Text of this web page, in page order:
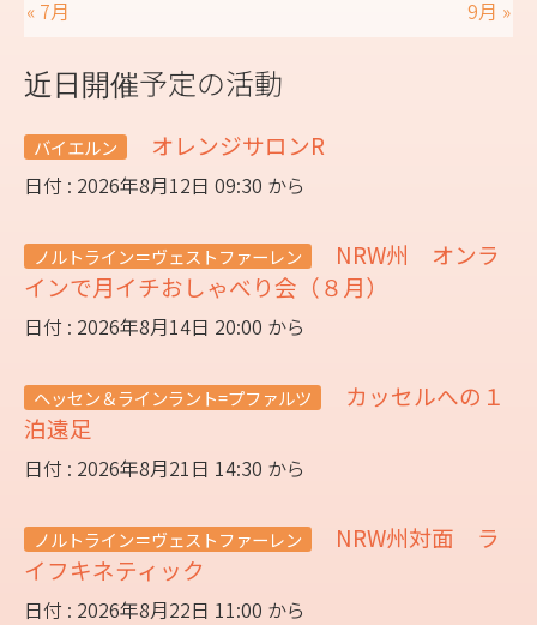
« 7月
9月 »
近日開催予定の活動
バイエルン オレンジサロンR
日付 : 2026年8月12日 09:30 から
ノルトライン＝ヴェストファーレン
NRW州 オンラ
インで月イチおしゃべり会（８月）
日付 : 2026年8月14日 20:00 から
ヘッセン＆ラインラント=プファルツ
カッセルへの１
泊遠足
日付 : 2026年8月21日 14:30 から
ノルトライン＝ヴェストファーレン
NRW州対面 ラ
イフキネティック
日付 : 2026年8月22日 11:00 から